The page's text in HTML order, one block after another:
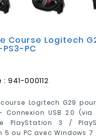
Course Logitech
PC
: 941-000112
Logitech G29
USB 2.0
PlayStation 3 /
5 ou PC avec Windows 7